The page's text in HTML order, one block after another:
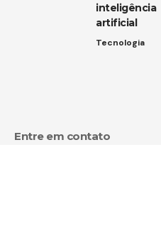
inteligência
artificial
Tecnologia
Entre em contato